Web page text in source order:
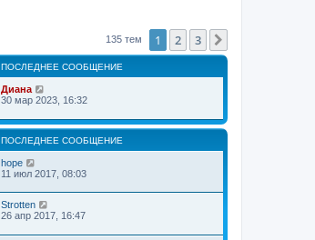
135 тем 1 2 3
ПОСЛЕДНЕЕ СООБЩЕНИЕ
Диана
30 мар 2023, 16:32
ПОСЛЕДНЕЕ СООБЩЕНИЕ
hope
11 июл 2017, 08:03
Strotten
26 апр 2017, 16:47